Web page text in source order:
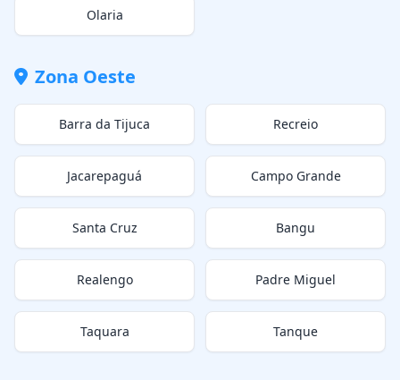
Olaria
Zona Oeste
Barra da Tijuca Recreio
Jacarepaguá Campo Grande
Santa Cruz Bangu
Realengo Padre Miguel
Taquara Tanque